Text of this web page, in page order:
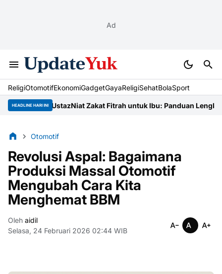
Ad
ReligiOtomotifEkonomiGadgetGayaReligiSehatBolaSport
HEADLINE HARI INI
UstazNiat Zakat Fitrah untuk Ibu: Panduan Lengkap dan
Otomotif
Revolusi Aspal: Bagaimana
Produksi Massal Otomotif
Mengubah Cara Kita
Menghemat BBM
Oleh aidil
Selasa, 24 Februari 2026 02:44 WIB